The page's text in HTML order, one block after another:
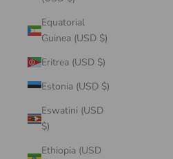
Equatorial
Guinea (USD $)
Eritrea (USD $)
Estonia (USD $)
Eswatini (USD
$)
Ethiopia (USD